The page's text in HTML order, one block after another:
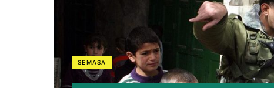
SEMASA